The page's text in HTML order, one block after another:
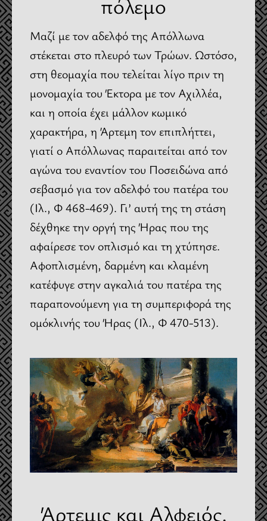
Μαζί με τον αδελφό της Απόλλωνα
στέκεται στο πλευρό των Τρώων. Ωστόσο,
στη θεομαχία που τελείται λίγο πριν τη
μονομαχία του Έκτορα με τον Αχιλλέα,
και η οποία έχει μάλλον κωμικό
χαρακτήρα, η Άρτεμη τον επιπλήττει,
γιατί ο Απόλλωνας παραιτείται από τον
αγώνα του εναντίον του Ποσειδώνα από
σεβασμό για τον αδελφό του πατέρα του
(Ιλ., Φ 468-469). Γι’ αυτή της τη στάση
δέχθηκε την οργή της Ήρας που της
αφαίρεσε τον οπλισμό και τη χτύπησε.
Αφοπλισμένη, δαρμένη και κλαμένη
κατέφυγε στην αγκαλιά του πατέρα της
παραπονούμενη για τη συμπεριφορά της
ομόκλινής του Ήρας (Ιλ., Φ 470-513).
Άρτεμις και Αλφειός.